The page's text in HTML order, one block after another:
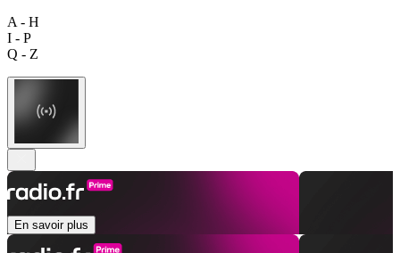
A - H
I - P
Q - Z
En savoir plus